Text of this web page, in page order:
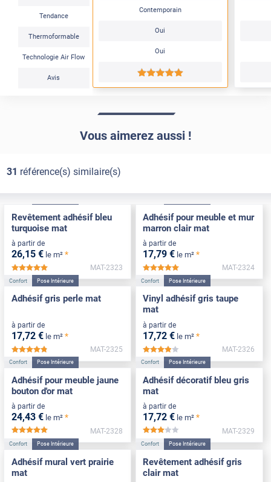
Tendance
Thermoformable
Technologie Air Flow
Avis
Contemporain
Oui
Oui
*****
Vous aimerez aussi !
31 référence(s) similaire(s)
Revêtement adhésif bleu
turquoise mat
à partir de
26,15 € le m² *
*****
MAT-2323
Adhésif pour meuble et mur
marron clair mat
à partir de
17,79 € le m² *
MAT-2324
Confort Pose Intérieure
Adhésif gris perle mat
à partir de
17,72 € le m² *
*****
MAT-2325
Confort Pose Intérieure
Vinyl adhésif gris taupe
mat
à partir de
17,72 € le m² *
*****
MAT-2326
Confort Pose Intérieure
Adhésif pour meuble jaune
bouton d'or mat
à partir de
24,43 € le m² *
MAT-2328
Confort Pose Intérieure
Adhésif décoratif bleu gris
mat
à partir de
17,72 € le m² *
*****
MAT-2329
Confort Pose Intérieure
Adhésif mural vert prairie
mat
Confort Pose Intérieure
Revêtement adhésif gris
clair mat